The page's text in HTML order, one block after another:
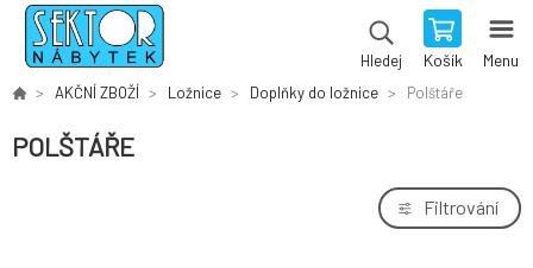
Hledej Košík Menu
AKČNÍ ZBOŽÍ Ložnice Doplňky do ložnice Polštáře
POLŠTÁŘE
Filtrování